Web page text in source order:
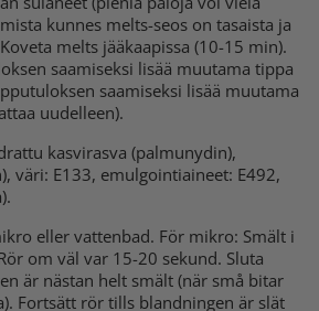
kunnes melts-seos on tasaista ja
melts jääkaapissa (10-15 min).
saamiseksi lisää muutama tippa
saamiseksi lisää muutama
uudelleen).
kasvirasva (palmunydin),
väri: E133, emulgointiaineet: E492,
eller vattenbad. För mikro: Smält i
om väl var 15-20 sekund. Sluta
är nästan helt smält (när små bitar
Fortsätt rör tills blandningen är slät